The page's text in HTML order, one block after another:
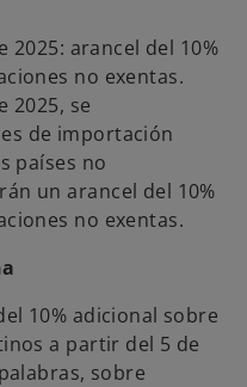
arancel del 10%
no exentas.
2025, se
de importación
países no
un arancel del 10%
no exentas.
10% adicional sobre
a partir del 5 de
sobre